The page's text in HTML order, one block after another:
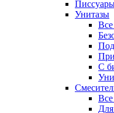
Унитазы
Все
С
Все